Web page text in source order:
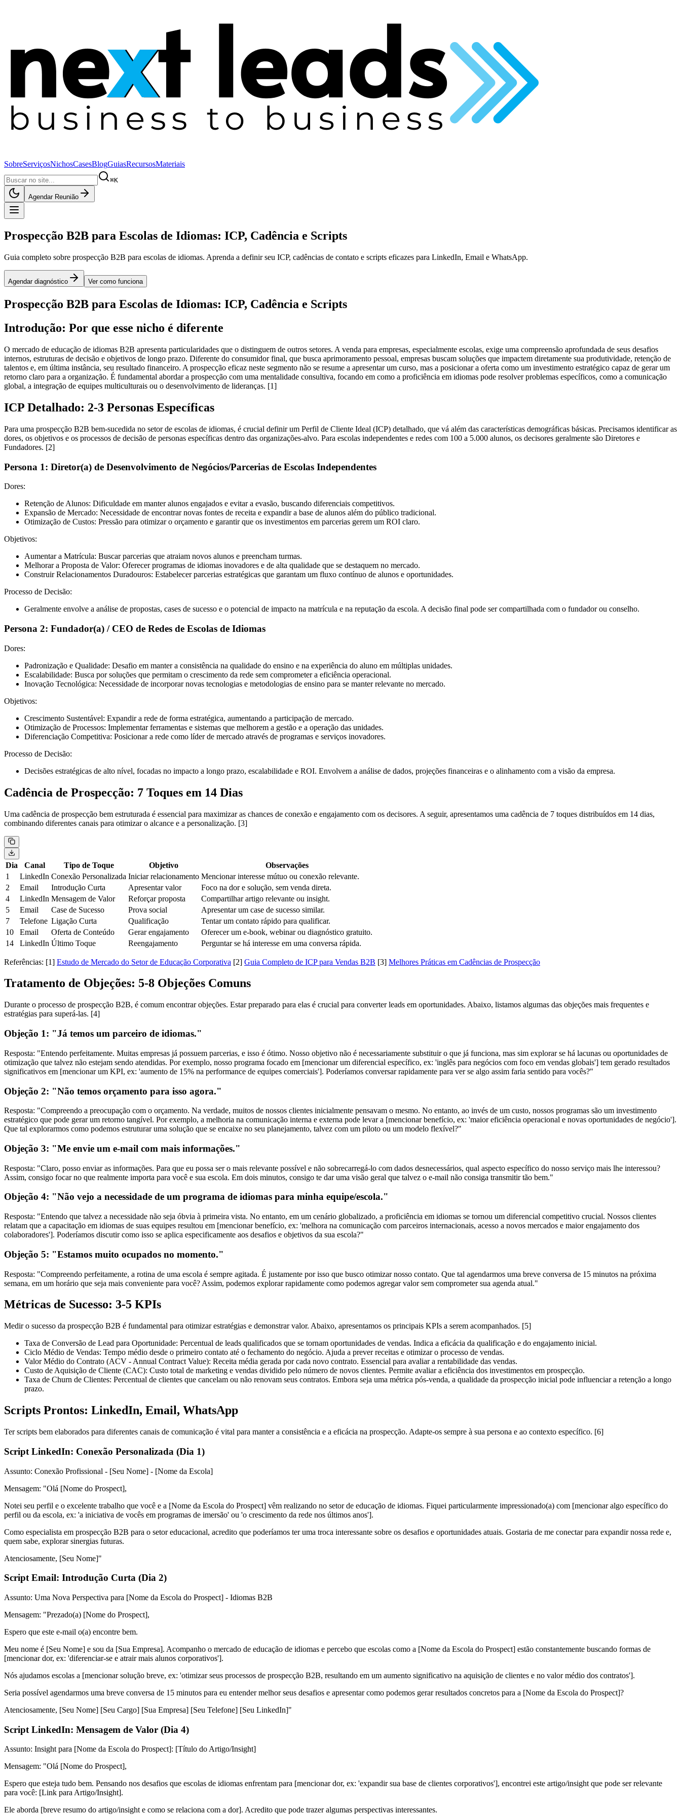
SobreServiçosNichosCasesBlogGuiasRecursosMateriais
⌘K
Agendar Reunião
Prospecção B2B para Escolas de Idiomas: ICP, Cadência e Scripts
Guia completo sobre prospecção B2B para escolas de idiomas. Aprenda a definir seu ICP, cadências de contato e scripts eficazes para LinkedIn, Email e WhatsApp.
Agendar diagnóstico Ver como funciona
Prospecção B2B para Escolas de Idiomas: ICP, Cadência e Scripts
Introdução: Por que esse nicho é diferente
O mercado de educação de idiomas B2B apresenta particularidades que o distinguem de outros setores. A venda para empresas, especialmente escolas, exige uma compreensão aprofundada de seus desafios
internos, estruturas de decisão e objetivos de longo prazo. Diferente do consumidor final, que busca aprimoramento pessoal, empresas buscam soluções que impactem diretamente sua produtividade, retenção de
talentos e, em última instância, seu resultado financeiro. A prospecção eficaz neste segmento não se resume a apresentar um curso, mas a posicionar a oferta como um investimento estratégico capaz de gerar um
retorno claro para a organização. É fundamental abordar a prospecção com uma mentalidade consultiva, focando em como a proficiência em idiomas pode resolver problemas específicos, como a comunicação
global, a integração de equipes multiculturais ou o desenvolvimento de lideranças. [1]
ICP Detalhado: 2-3 Personas Específicas
Para uma prospecção B2B bem-sucedida no setor de escolas de idiomas, é crucial definir um Perfil de Cliente Ideal (ICP) detalhado, que vá além das características demográficas básicas. Precisamos identificar as
dores, os objetivos e os processos de decisão de personas específicas dentro das organizações-alvo. Para escolas independentes e redes com 100 a 5.000 alunos, os decisores geralmente são Diretores e
Fundadores. [2]
Persona 1: Diretor(a) de Desenvolvimento de Negócios/Parcerias de Escolas Independentes
Dores:
Retenção de Alunos: Dificuldade em manter alunos engajados e evitar a evasão, buscando diferenciais competitivos.
Expansão de Mercado: Necessidade de encontrar novas fontes de receita e expandir a base de alunos além do público tradicional.
Otimização de Custos: Pressão para otimizar o orçamento e garantir que os investimentos em parcerias gerem um ROI claro.
Objetivos:
Aumentar a Matrícula: Buscar parcerias que atraiam novos alunos e preencham turmas.
Melhorar a Proposta de Valor: Oferecer programas de idiomas inovadores e de alta qualidade que se destaquem no mercado.
Construir Relacionamentos Duradouros: Estabelecer parcerias estratégicas que garantam um fluxo contínuo de alunos e oportunidades.
Processo de Decisão:
Geralmente envolve a análise de propostas, cases de sucesso e o potencial de impacto na matrícula e na reputação da escola. A decisão final pode ser compartilhada com o fundador ou conselho.
Persona 2: Fundador(a) / CEO de Redes de Escolas de Idiomas
Dores:
Padronização e Qualidade: Desafio em manter a consistência na qualidade do ensino e na experiência do aluno em múltiplas unidades.
Escalabilidade: Busca por soluções que permitam o crescimento da rede sem comprometer a eficiência operacional.
Inovação Tecnológica: Necessidade de incorporar novas tecnologias e metodologias de ensino para se manter relevante no mercado.
Objetivos:
Crescimento Sustentável: Expandir a rede de forma estratégica, aumentando a participação de mercado.
Otimização de Processos: Implementar ferramentas e sistemas que melhorem a gestão e a operação das unidades.
Diferenciação Competitiva: Posicionar a rede como líder de mercado através de programas e serviços inovadores.
Processo de Decisão:
Decisões estratégicas de alto nível, focadas no impacto a longo prazo, escalabilidade e ROI. Envolvem a análise de dados, projeções financeiras e o alinhamento com a visão da empresa.
Cadência de Prospecção: 7 Toques em 14 Dias
Uma cadência de prospecção bem estruturada é essencial para maximizar as chances de conexão e engajamento com os decisores. A seguir, apresentamos uma cadência de 7 toques distribuídos em 14 dias,
combinando diferentes canais para otimizar o alcance e a personalização. [3]
Dia Canal Tipo de Toque Objetivo
Observações
1
LinkedIn Conexão Personalizada Iniciar relacionamento Mencionar interesse mútuo ou conexão relevante.
2
Email Introdução Curta Apresentar valor
Foco na dor e solução, sem venda direta.
4
LinkedIn Mensagem de Valor Reforçar proposta
Compartilhar artigo relevante ou insight.
5
Email Case de Sucesso Prova social
Apresentar um case de sucesso similar.
7
Telefone Ligação Curta Qualificação
Tentar um contato rápido para qualificar.
10
Email Oferta de Conteúdo Gerar engajamento
Oferecer um e-book, webinar ou diagnóstico gratuito.
14
LinkedIn Último Toque Reengajamento Perguntar se há interesse em uma conversa rápida.
Referências: [1] Estudo de Mercado do Setor de Educação Corporativa [2] Guia Completo de ICP para Vendas B2B [3] Melhores Práticas em Cadências de Prospecção
Tratamento de Objeções: 5-8 Objeções Comuns
Durante o processo de prospecção B2B, é comum encontrar objeções. Estar preparado para elas é crucial para converter leads em oportunidades. Abaixo, listamos algumas das objeções mais frequentes e
estratégias para superá-las. [4]
Objeção 1: "Já temos um parceiro de idiomas."
Resposta: "Entendo perfeitamente. Muitas empresas já possuem parcerias, e isso é ótimo. Nosso objetivo não é necessariamente substituir o que já funciona, mas sim explorar se há lacunas ou oportunidades de
otimização que talvez não estejam sendo atendidas. Por exemplo, nosso programa focado em [mencionar um diferencial específico, ex: 'inglês para negócios com foco em vendas globais'] tem gerado resultados
significativos em [mencionar um KPI, ex: 'aumento de 15% na performance de equipes comerciais']. Poderíamos conversar rapidamente para ver se algo assim faria sentido para vocês?"
Objeção 2: "Não temos orçamento para isso agora."
Resposta: "Compreendo a preocupação com o orçamento. Na verdade, muitos de nossos clientes inicialmente pensavam o mesmo. No entanto, ao invés de um custo, nossos programas são um investimento
estratégico que pode gerar um retorno tangível. Por exemplo, a melhoria na comunicação interna e externa pode levar a [mencionar benefício, ex: 'maior eficiência operacional e novas oportunidades de negócio'].
Que tal explorarmos como podemos estruturar uma solução que se encaixe no seu planejamento, talvez com um piloto ou um modelo flexível?"
Objeção 3: "Me envie um e-mail com mais informações."
Resposta: "Claro, posso enviar as informações. Para que eu possa ser o mais relevante possível e não sobrecarregá-lo com dados desnecessários, qual aspecto específico do nosso serviço mais lhe interessou?
Assim, consigo focar no que realmente importa para você e sua escola. Em dois minutos, consigo te dar uma visão geral que talvez o e-mail não consiga transmitir tão bem."
Objeção 4: "Não vejo a necessidade de um programa de idiomas para minha equipe/escola."
Resposta: "Entendo que talvez a necessidade não seja óbvia à primeira vista. No entanto, em um cenário globalizado, a proficiência em idiomas se tornou um diferencial competitivo crucial. Nossos clientes
relatam que a capacitação em idiomas de suas equipes resultou em [mencionar benefício, ex: 'melhora na comunicação com parceiros internacionais, acesso a novos mercados e maior engajamento dos
colaboradores']. Poderíamos discutir como isso se aplica especificamente aos desafios e objetivos da sua escola?"
Objeção 5: "Estamos muito ocupados no momento."
Resposta: "Compreendo perfeitamente, a rotina de uma escola é sempre agitada. É justamente por isso que busco otimizar nosso contato. Que tal agendarmos uma breve conversa de 15 minutos na próxima
semana, em um horário que seja mais conveniente para você? Assim, podemos explorar rapidamente como podemos agregar valor sem comprometer sua agenda atual."
Métricas de Sucesso: 3-5 KPIs
Medir o sucesso da prospecção B2B é fundamental para otimizar estratégias e demonstrar valor. Abaixo, apresentamos os principais KPIs a serem acompanhados. [5]
Taxa de Conversão de Lead para Oportunidade: Percentual de leads qualificados que se tornam oportunidades de vendas. Indica a eficácia da qualificação e do engajamento inicial.
Ciclo Médio de Vendas: Tempo médio desde o primeiro contato até o fechamento do negócio. Ajuda a prever receitas e otimizar o processo de vendas.
Valor Médio do Contrato (ACV - Annual Contract Value): Receita média gerada por cada novo contrato. Essencial para avaliar a rentabilidade das vendas.
Custo de Aquisição de Cliente (CAC): Custo total de marketing e vendas dividido pelo número de novos clientes. Permite avaliar a eficiência dos investimentos em prospecção.
Taxa de Churn de Clientes: Percentual de clientes que cancelam ou não renovam seus contratos. Embora seja uma métrica pós-venda, a qualidade da prospecção inicial pode influenciar a retenção a longo
prazo.
Scripts Prontos: LinkedIn, Email, WhatsApp
Ter scripts bem elaborados para diferentes canais de comunicação é vital para manter a consistência e a eficácia na prospecção. Adapte-os sempre à sua persona e ao contexto específico. [6]
Script LinkedIn: Conexão Personalizada (Dia 1)
Assunto: Conexão Profissional - [Seu Nome] - [Nome da Escola]
Mensagem: "Olá [Nome do Prospect],
Notei seu perfil e o excelente trabalho que você e a [Nome da Escola do Prospect] vêm realizando no setor de educação de idiomas. Fiquei particularmente impressionado(a) com [mencionar algo específico do
perfil ou da escola, ex: 'a iniciativa de vocês em programas de imersão' ou 'o crescimento da rede nos últimos anos'].
Como especialista em prospecção B2B para o setor educacional, acredito que poderíamos ter uma troca interessante sobre os desafios e oportunidades atuais. Gostaria de me conectar para expandir nossa rede e,
quem sabe, explorar sinergias futuras.
Atenciosamente, [Seu Nome]"
Script Email: Introdução Curta (Dia 2)
Assunto: Uma Nova Perspectiva para [Nome da Escola do Prospect] - Idiomas B2B
Mensagem: "Prezado(a) [Nome do Prospect],
Espero que este e-mail o(a) encontre bem.
Meu nome é [Seu Nome] e sou da [Sua Empresa]. Acompanho o mercado de educação de idiomas e percebo que escolas como a [Nome da Escola do Prospect] estão constantemente buscando formas de
[mencionar dor, ex: 'diferenciar-se e atrair mais alunos corporativos'].
Nós ajudamos escolas a [mencionar solução breve, ex: 'otimizar seus processos de prospecção B2B, resultando em um aumento significativo na aquisição de clientes e no valor médio dos contratos'].
Seria possível agendarmos uma breve conversa de 15 minutos para eu entender melhor seus desafios e apresentar como podemos gerar resultados concretos para a [Nome da Escola do Prospect]?
Atenciosamente, [Seu Nome] [Seu Cargo] [Sua Empresa] [Seu Telefone] [Seu LinkedIn]"
Script LinkedIn: Mensagem de Valor (Dia 4)
Assunto: Insight para [Nome da Escola do Prospect]: [Título do Artigo/Insight]
Mensagem: "Olá [Nome do Prospect],
Espero que esteja tudo bem. Pensando nos desafios que escolas de idiomas enfrentam para [mencionar dor, ex: 'expandir sua base de clientes corporativos'], encontrei este artigo/insight que pode ser relevante
para você: [Link para Artigo/Insight].
Ele aborda [breve resumo do artigo/insight e como se relaciona com a dor]. Acredito que pode trazer algumas perspectivas interessantes.